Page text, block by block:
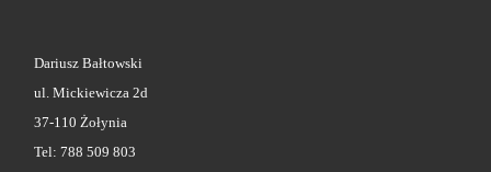
Dariusz Bałtowski
ul. Mickiewicza 2d
37-110 Żołynia
Tel: 788 509 803